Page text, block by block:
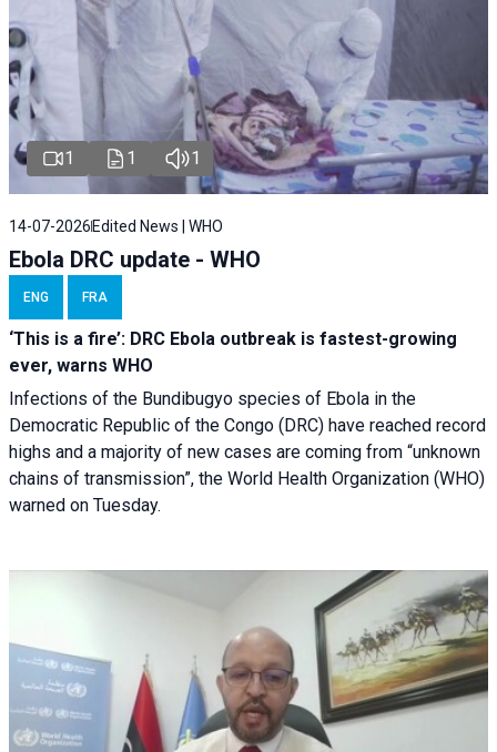
1 1 1
14-07-2026 Edited News | WHO
Ebola DRC update - WHO
ENG FRA
‘This is a fire’: DRC Ebola outbreak is fastest-growing
ever, warns WHO
Infections of the Bundibugyo species of Ebola in the
Democratic Republic of the Congo (DRC) have reached record
highs and a majority of new cases are coming from “unknown
chains of transmission”, the World Health Organization (WHO)
warned on Tuesday.